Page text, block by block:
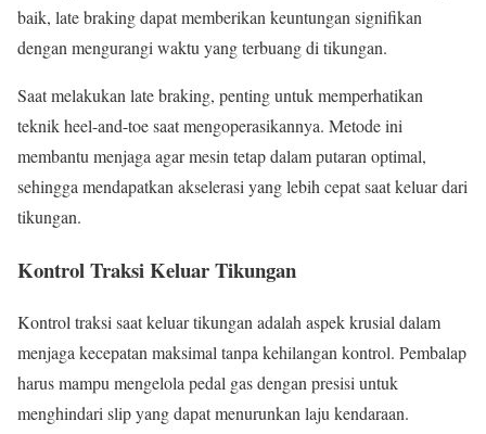
baik, late braking dapat memberikan keuntungan signifikan
dengan mengurangi waktu yang terbuang di tikungan.
Saat melakukan late braking, penting untuk memperhatikan
teknik heel-and-toe saat mengoperasikannya. Metode ini
membantu menjaga agar mesin tetap dalam putaran optimal,
sehingga mendapatkan akselerasi yang lebih cepat saat keluar dari
tikungan.
Kontrol Traksi Keluar Tikungan
Kontrol traksi saat keluar tikungan adalah aspek krusial dalam
menjaga kecepatan maksimal tanpa kehilangan kontrol. Pembalap
harus mampu mengelola pedal gas dengan presisi untuk
menghindari slip yang dapat menurunkan laju kendaraan.